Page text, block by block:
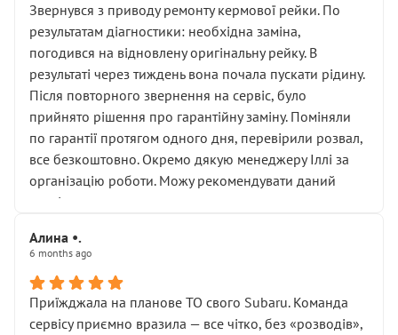
Звернувся з приводу ремонту кермової рейки. По
результатам діагностики: необхідна заміна,
погодився на відновлену оригінальну рейку. В
результаті через тиждень вона почала пускати рідину.
Після повторного звернення на сервіс, було
прийнято рішення про гарантійну заміну. Поміняли
по гарантії протягом одного дня, перевірили розвал,
все безкоштовно. Окремо дякую менеджеру Іллі за
організацію роботи. Можу рекомендувати даний
сервіс.
Алина •.
6 months ago
Приїжджала на планове ТО свого Subaru. Команда
сервісу приємно вразила — все чітко, без «розводів»,